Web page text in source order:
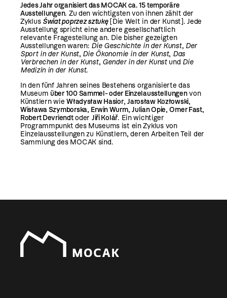
Jedes Jahr organisiert das MOCAK ca. 15 temporäre
Ausstellungen. Zu den wichtigsten von ihnen zählt der
Zyklus Świat poprzez sztukę[Die Welt in der Kunst]. Jede
Ausstellung spricht eine andere gesellschaftlich
relevante Fragestellung an. Die bisher gezeigten
Ausstellungen waren: Die Geschichte in der Kunst, Der
Sport in der Kunst, Die Ökonomie in der Kunst, Das
Verbrechen in der Kunst, Gender in der Kunstund Die
Medizin in der Kunst.
In den fünf Jahren seines Bestehens organisierte das
Museum über100 Sammel- oder Einzelausstellungenvon
Künstlern wieWładysław Hasior,Jarosław Kozłowski,
Wisława Szymborska, Erwin Wurm,Julian Opie,Omer Fast,
Robert Devriendtoder Jiří Kolář. Ein wichtiger
Programmpunkt des Museums ist ein Zyklus von
Einzelausstellungen zu Künstlern, deren Arbeiten Teil der
Sammlung des MOCAK sind.